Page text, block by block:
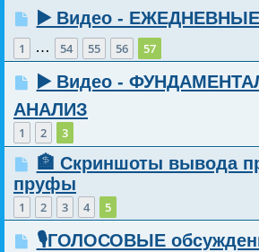
▶️ Видео -
1 … 54 55 56 57
▶️ Видео -
АНАЛИЗ
1 2 3
🏦 Скриншоты вывода
пруфы
1 2 3 4 5
🎙️ГОЛОСОВЫЕ